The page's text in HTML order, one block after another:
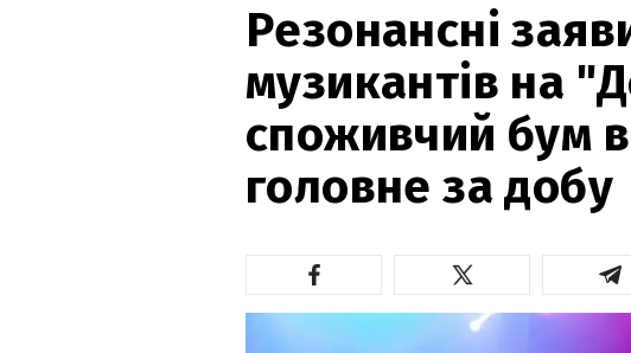
Резонансні
музикантів на
споживчий бум в
головне за добу